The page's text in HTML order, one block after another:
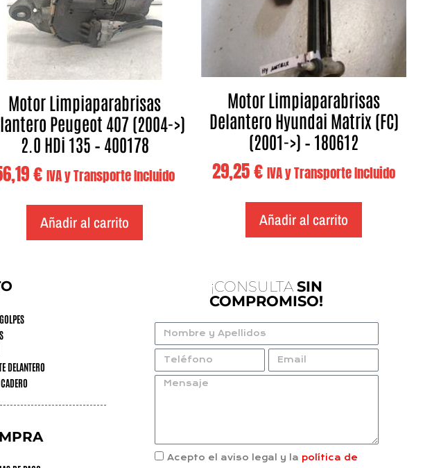
Motor Limpiaparabrisas
Peugeot 407 (2004->)
2.0 HDi 135 – 400178
€ IVA y Transporte Incluido
Añadir al carrito
Motor Limpiaparabrisas
Delantero Hyundai Matrix (FC)
(2001->) – 180612
29,25€ IVA y Transporte Incluido
Añadir al carrito
DELANTERO
¡CONSULTA SIN
COMPROMISO!
Acepto el aviso legal y la política de